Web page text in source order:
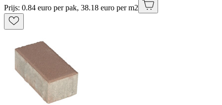
Prijs: 0.84 euro per pak, 38.18 euro per m2